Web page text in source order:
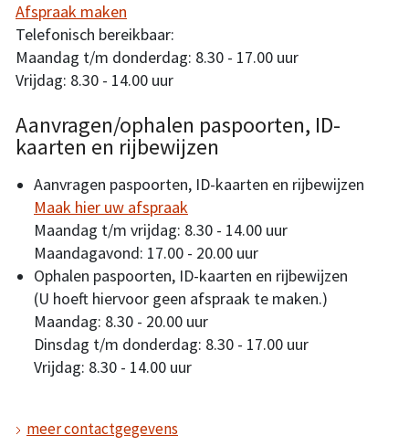
Afspraak maken
Telefonisch bereikbaar:
Maandag t/m donderdag: 8.30 - 17.00 uur
Vrijdag: 8.30 - 14.00 uur
Aanvragen/ophalen paspoorten, ID-
kaarten en rijbewijzen
Aanvragen paspoorten, ID-kaarten en rijbewijzen
Maak hier uw afspraak
Maandag t/m vrijdag: 8.30 - 14.00 uur
Maandagavond: 17.00 - 20.00 uur
Ophalen paspoorten, ID-kaarten en rijbewijzen
(U hoeft hiervoor geen afspraak te maken.)
Maandag: 8.30 - 20.00 uur
Dinsdag t/m donderdag: 8.30 - 17.00 uur
Vrijdag: 8.30 - 14.00 uur
meer contactgegevens